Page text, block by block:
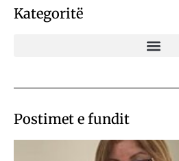
Kategoritë
Postimet e fundit